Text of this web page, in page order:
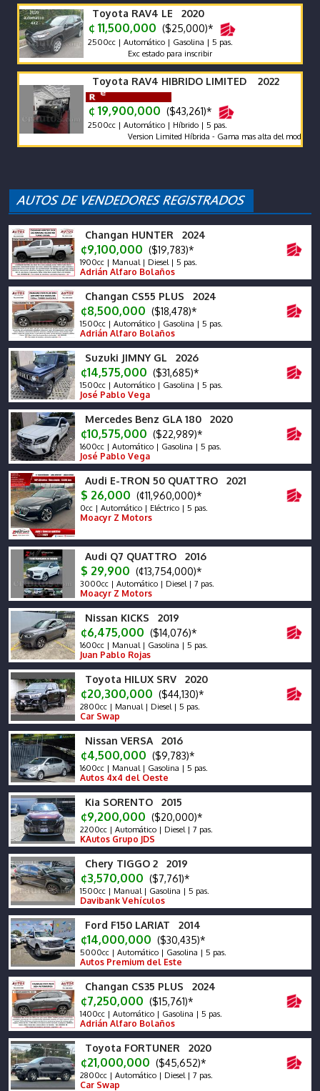
Toyota RAV4 LE 2020
¢ 11,500,000 ($25,000)*
2500cc | Automático | Gasolina | 5 pas.
Exc estado para inscribir
Toyota RAV4 HIBRIDO LIMITED 2022
¢ 19,900,000 ($43,261)*
2500cc | Automático | Híbrido | 5 pas.
Version Limited Híbrida - Gama mas alta del modelo.
Changan HUNTER 2024
¢9,100,000 ($19,783)*
1900cc | Manual | Diesel | 5 pas.
Adrián Alfaro Bolaños
Changan CS55 PLUS 2024
¢8,500,000 ($18,478)*
1500cc | Automático | Gasolina | 5 pas.
Adrián Alfaro Bolaños
Suzuki JIMNY GL 2026
¢14,575,000 ($31,685)*
1500cc | Automático | Gasolina | 5 pas.
José Pablo Vega
Mercedes Benz GLA 180 2020
¢10,575,000 ($22,989)*
1600cc | Automático | Gasolina | 5 pas.
José Pablo Vega
Audi E-TRON 50 QUATTRO 2021
$ 26,000 (¢11,960,000)*
0cc | Automático | Eléctrico | 5 pas.
Moacyr Z Motors
Audi Q7 QUATTRO 2016
$ 29,900 (¢13,754,000)*
3000cc | Automático | Diesel | 7 pas.
Moacyr Z Motors
Nissan KICKS 2019
¢6,475,000 ($14,076)*
1600cc | Manual | Gasolina | 5 pas.
Juan Pablo Rojas
Toyota HILUX SRV 2020
¢20,300,000 ($44,130)*
2800cc | Manual | Diesel | 5 pas.
Car Swap
Nissan VERSA 2016
¢4,500,000 ($9,783)*
1600cc | Manual | Gasolina | 5 pas.
Autos 4x4 del Oeste
Kia SORENTO 2015
¢9,200,000 ($20,000)*
2200cc | Automático | Diesel | 7 pas.
KAutos Grupo JDS
Chery TIGGO 2 2019
¢3,570,000 ($7,761)*
1500cc | Manual | Gasolina | 5 pas.
Davibank Vehículos
Ford F150 LARIAT 2014
¢14,000,000 ($30,435)*
5000cc | Automático | Gasolina | 5 pas.
Autos Premium del Este
Changan CS35 PLUS 2024
¢7,250,000 ($15,761)*
1400cc | Automático | Gasolina | 5 pas.
Adrián Alfaro Bolaños
Toyota FORTUNER 2020
¢21,000,000 ($45,652)*
2800cc | Automático | Diesel | 7 pas.
Car Swap